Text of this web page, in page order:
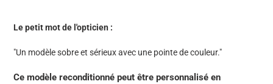
paire
à
panier
Le petit mot de l'opticien :
"Un modèle sobre et sérieux avec une pointe de couleur."
Ce modèle reconditionné peut être personnalisé en